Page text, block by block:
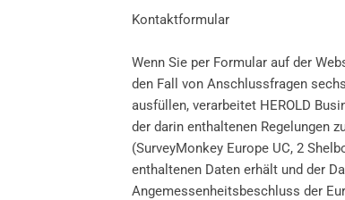
Kontaktformular
Wenn Sie per Formular auf der
den Fall von Anschlussfragen
ausfüllen, verarbeitet HEROLD
der darin enthaltenen Regelungen
(SurveyMonkey Europe UC, 2
enthaltenen Daten erhält und der
Angemessenheitsbeschluss der